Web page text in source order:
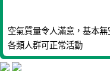
空氣質量令人滿意，基本
各類人群可正常活動